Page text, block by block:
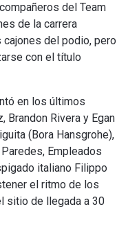
del Team
de la carrera
cajones del podio, pero
con el título
en los últimos
Rivera y Egan
(Bora Hansgrohe),
Empleados
italiano Filippo
el ritmo de los
sitio de llegada a 30